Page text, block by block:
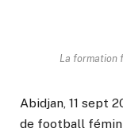
La formation
Abidjan, 11 sept
de football